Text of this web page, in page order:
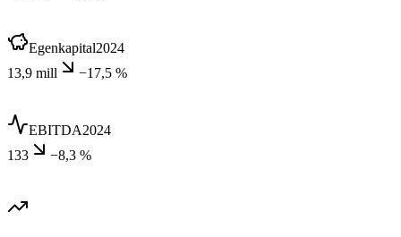
Egenkapital2024
13,9 mill
−17,5 %
EBITDA2024
133
−8,3 %